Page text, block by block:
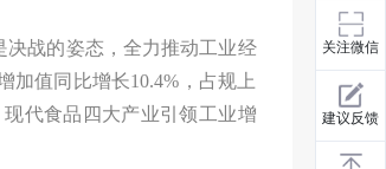
战的姿态，全力推动工业经
值同比增长10.4%，占规上
代食品四大产业引领工业增
关注微信
建议反馈